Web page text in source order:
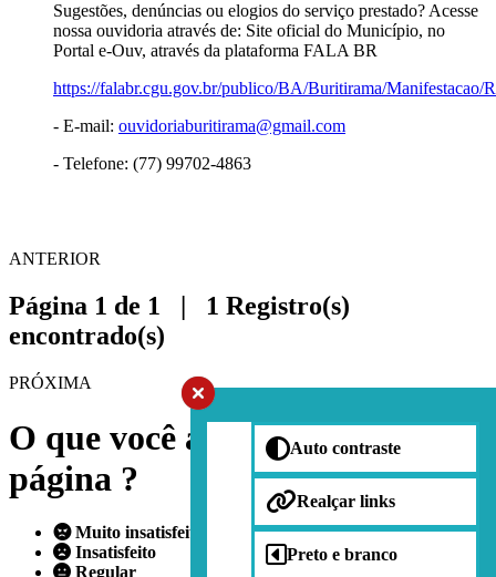
Auto contraste
Realçar links
Preto e branco
Sugestões, denúncias ou elogios do serviço prestado? Acesse
nossa ouvidoria através de: Site oficial do Município, no
Portal e-Ouv, através da plataforma FALA BR
https://falabr.cgu.gov.br/publico/BA/Buritirama/Manifestacao/
- E-mail: ouvidoriaburitirama@gmail.com
- Telefone: (77) 99702-4863
ANTERIOR
Página 1 de 1 | 1 Registro(s)
encontrado(s)
PRÓXIMA
O que você achou da nossa
página ?
Muito insatisfeito
Insatisfeito
Regular